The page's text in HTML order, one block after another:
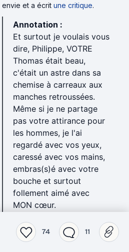
envie et a écrit une critique.
Annotation :
Et surtout je voulais vous
dire, Philippe, VOTRE
Thomas était beau,
c'était un astre dans sa
chemise à carreaux aux
manches retroussées.
Même si je ne partage
pas votre attirance pour
les hommes, je l'ai
regardé avec vos yeux,
caressé avec vos mains,
embras(s)é avec votre
bouche et surtout
follement aimé avec
MON cœur.
« Parce que tu partiras et
que nous resterons »
74 11